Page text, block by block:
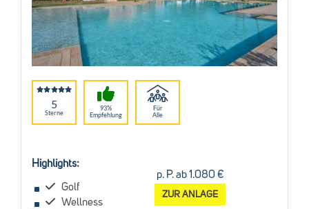
5
Sterne
93%
Empfehlung
Für
Alle
Highlights:
Golf
Wellness
p. P. ab 1.080 €
ZUR ANLAGE